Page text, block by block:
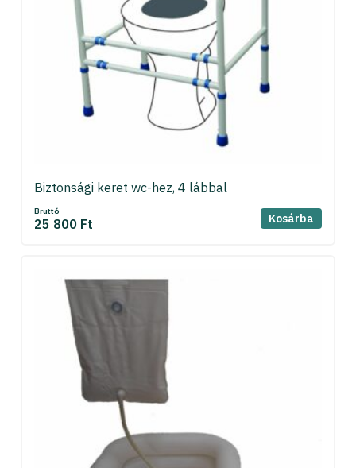
Biztonsági keret wc-hez, 4 lábbal
Bruttó
25 800 Ft Kosárba